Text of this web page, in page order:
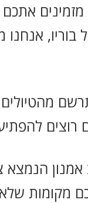
אנחנו
רוצים
אמנון
מקומות